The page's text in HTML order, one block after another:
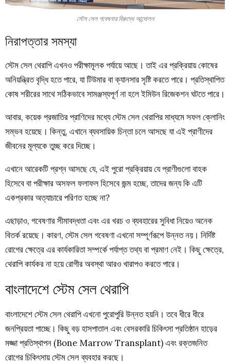
স্টেম সেল গবেষনার বিরুদ্ধে আন্দোলন
নিরাপত্তার সমস্যা
স্টেম সেল থেরাপি এখনও পরীক্ষামূলক পর্যায়ে আছে। তাই এর প্রক্রিয়ায় কোষের
অনিয়ন্ত্রিত বৃদ্ধি হতে পারে, যা টিউমার বা ক্যানসার সৃষ্টি করতে পারে। প্রতিস্থাপিত
কোষ শরীরের সাথে সঠিকভাবে সামঞ্জস্যপূর্ণ না হলে ইমিউন রিজেকশন ঘটতে পারে।
আবার, কয়েক প্রজাতির প্রাণিদের মধ্যে স্টেম সেল থেরাপির মাধ্যমে সফল ক্লোনিং
সম্ভব হয়েছে। কিন্তু, এখানে ব্যবসায়িক চিন্তা চলে আসছে যা এই প্রাণীদের
জীবনের মূল্যকে তুচ্ছ করে দিচ্ছে।
এখানে আরেকটি প্রশ্ন আসছে যে, এই পুরো প্রক্রিয়ায় যে প্রাণীগুলো বাহক
হিসেবে বা পরীক্ষার অসফল ফলাফল হিসেবে জন্ম হচ্ছে, তাদের জন্য কি এটি
একপ্রকার অত্যাচারে পরিণত হচ্ছে না?
এছাড়াও, গবেষণার সীমাবদ্ধতা এবং এর খরচ ও ব্যবহারের সুবিধা নিয়েও অনেক
বিতর্ক রয়েছে। কারণ, স্টেম সেল গবেষণা এখনো সম্পূর্ণরূপে উন্নত নয়। নির্দিষ্ট
রোগের ক্ষেত্রে এর কার্যকারিতা সম্পর্কে পর্যাপ্ত তথ্য বা প্রমাণ নেই। কিছু ক্ষেত্রে,
থেরাপি কার্যকর না হয়ে রোগীর অবস্থা আরও খারাপও করতে পারে।
বাংলাদেশে স্টেম সেল থেরাপি
বাংলাদেশে স্টেম সেল থেরাপি এখনো পুরোপুরি উন্নত হয়নি। তবে ধীরে ধীরে
জনপ্রিয়তা পাচ্ছে। কিছু বড় হাসপাতাল এবং বেসরকারি চিকিৎসা প্রতিষ্ঠান হাড়ের
মজ্জা প্রতিস্থাপন (Bone Marrow Transplant) এবং রক্তজনিত
রোগের চিকিৎসায় স্টেম সেল ব্যবহার করছে।